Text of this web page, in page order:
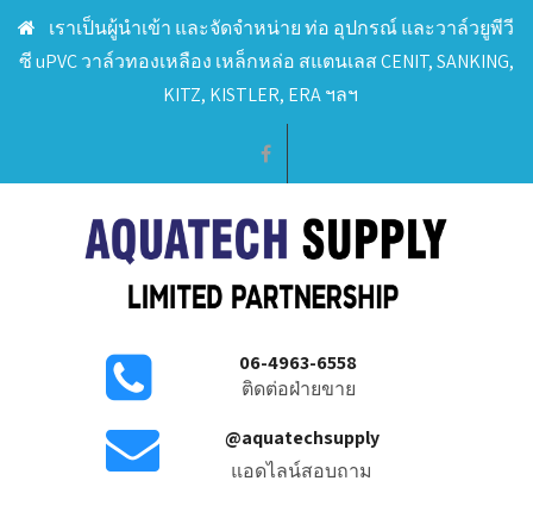
เราเป็นผู้นำเข้า และจัดจำหน่าย ท่อ อุปกรณ์ และวาล์วยูพีวี
ซี uPVC วาล์วทองเหลือง เหล็กหล่อ สแตนเลส CENIT, SANKING,
KITZ, KISTLER, ERA ฯลฯ
06-4963-6558
ติดต่อฝ่ายขาย
@aquatechsupply
แอดไลน์สอบถาม